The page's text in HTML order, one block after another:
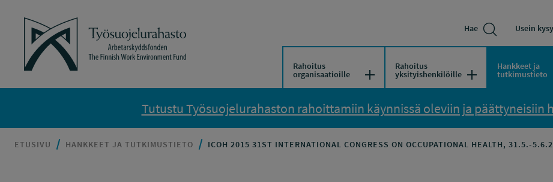
Työsuojelurahasto
Hae Usein
Rahoitus
organisaatioille Avaa/Sulje valikko
Rahoitus
yksityishenkilöille Avaa/Sulje valikko
Hankkeet ja
tutkimustieto
Tutustu Työsuojelurahaston rahoittamiin käynnissä oleviin ja päättyneisiin
ETUSIVU HANKKEET JA TUTKIMUSTIETO ICOH 2015 31ST INTERNATIONAL CONGRESS ON OCCUPATIONAL HEALTH, 31.5.-